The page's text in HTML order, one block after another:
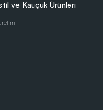
ve Kauçuk Ürünleri